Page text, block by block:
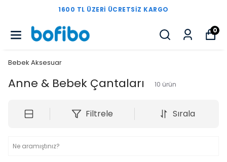
1600 TL ÜZERI ÜCRETSIZ KARGO
0
Bebek Aksesuar
Anne & Bebek Çantaları 10 ürün
Filtrele Sırala